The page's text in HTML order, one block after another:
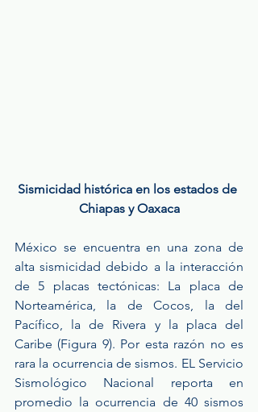
Sismicidad​ ​histórica​ ​en​ ​los​ ​estados​ ​de​ ​
Chiapas​ ​y​ ​Oaxaca
México se encuentra en una zona de
alta sismicidad debido a la interacción
de 5 placas tectónicas: La placa de
Norteamérica, la de Cocos, la del
Pacífico, la de Rivera y la placa del
Caribe (Figura 9). Por esta razón no es
rara la ocurrencia de sismos. EL Servicio
Sismológico Nacional reporta en
promedio la ocurrencia de 40 sismos